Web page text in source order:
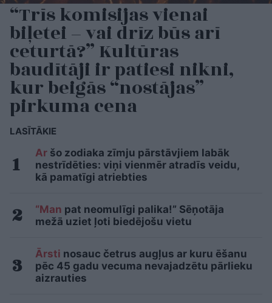
“Trīs komisijas vienai
biļetei – vai drīz būs arī
ceturtā?” Kultūras
baudītāji ir patiesi nikni,
kur beigās “nostājas”
pirkuma cena
LASĪTĀKIE
Ar šo zodiaka zīmju pārstāvjiem labāk
nestrīdēties: viņi vienmēr atradīs veidu,
kā pamatīgi atriebties
“Man pat neomulīgi palika!” Sēņotāja
mežā uziet ļoti biedējošu vietu
Ārsti nosauc četrus augļus ar kuru ēšanu
pēc 45 gadu vecuma nevajadzētu pārlieku
aizrauties